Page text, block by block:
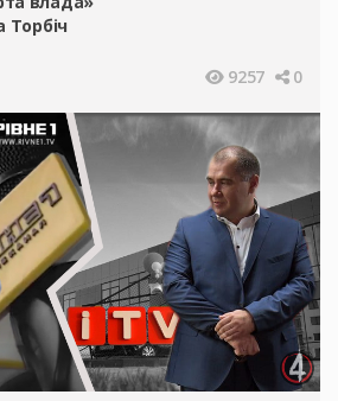
Торбіч
9257 0